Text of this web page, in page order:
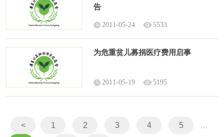
告
2011-05-24 5533
为危重贫儿募捐医疗费用启事
2011-05-19 5195
< 1 2 3 4 5 …